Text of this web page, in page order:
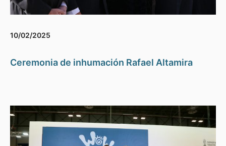
10/02/2025
Ceremonia de inhumación Rafael Altamira